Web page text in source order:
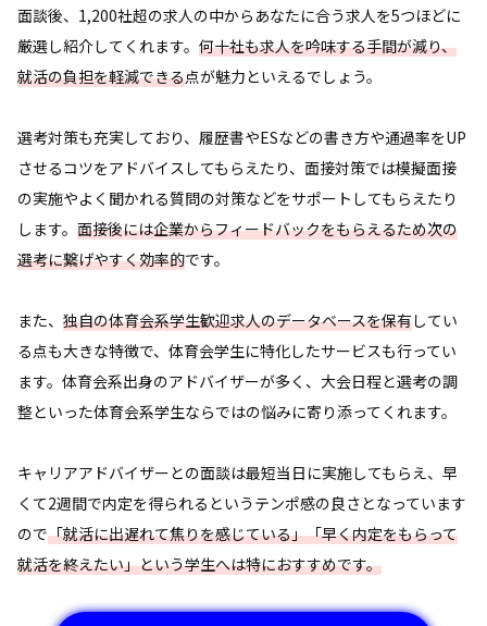
面談後、1,200社超の求人の中からあなたに合う求人を5つほどに
厳選し紹介してくれます。 何十社も求人を吟味する手間が減り、
就活の負担を軽減できる点が魅力といえるでしょう。
選考対策も充実しており、履歴書やESなどの書き方や通過率をUP
させるコツをアドバイスしてもらえたり、面接対策では模擬面接
の実施やよく聞かれる質問の対策などをサポートしてもらえたり
します。 面接後には企業からフィードバックをもらえるため次の
選考に繋げやすく効率的です。
また、 独自の体育会系学生歓迎求人のデータベースを保有してい
る点も大きな特徴で、体育会学生に特化したサービスも行ってい
ます。体育会系出身のアドバイザーが多く、大会日程と選考の調
整といった体育会系学生ならではの悩みに寄り添ってくれます。
キャリアアドバイザーとの面談は最短当日に実施してもらえ、早
くて2週間で内定を得られるというテンポ感の良さとなっています
ので「就活に出遅れて焦りを感じている」「早く内定をもらって
就活を終えたい」という学生へは特におすすめです。